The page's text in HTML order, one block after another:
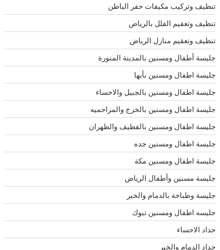
تنظيف وتركيب مكيفات حفر الباطن
تنظيف وتعقيم الفلل بالرياض
تنظيف وتعقيم منازل الرياض
جليسة أطفال ومسنين بالمدينة المنورة
جليسة اطفال ومسنين بأبها
جليسة اطفال ومسنين بالجبيل والاحساء
جليسة اطفال ومسنين بالخرج والمزاحميه
جليسة اطفال ومسنين بالقطيف والظهران
جليسة اطفال ومسنين جده
جليسة اطفال ومسنين مكة
جليسة مسنين وأطفال الرياض
جليسة وطباخة بالدمام والخبر
جليسه اطفال ومسنين تبوك
حداد الاحساء
حداد الدمام والخبر